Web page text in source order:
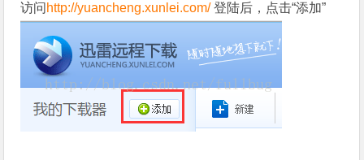
访问 http://yuancheng.xunlei.com/ 登陆后，点击“添加”